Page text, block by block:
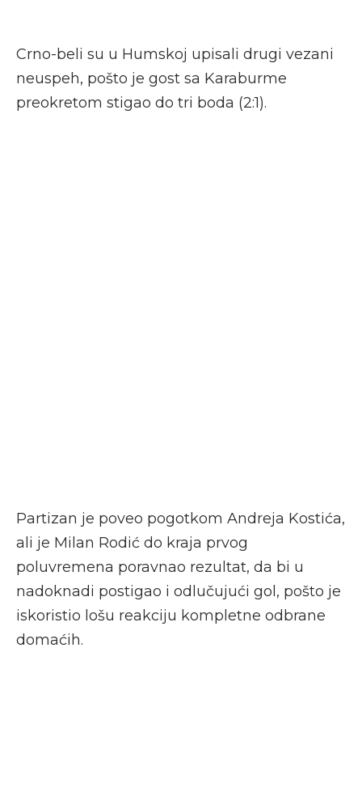
Crno-beli su u Humskoj upisali drugi vezani
neuspeh, pošto je gost sa Karaburme
preokretom stigao do tri boda (2:1).
Partizan je poveo pogotkom Andreja Kostića,
ali je Milan Rodić do kraja prvog
poluvremena poravnao rezultat, da bi u
nadoknadi postigao i odlučujući gol, pošto je
iskoristio lošu reakciju kompletne odbrane
domaćih.